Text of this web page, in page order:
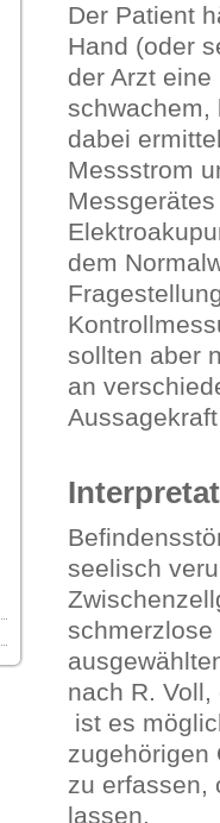
Der Patient
Hand (oder
der Arzt
schwachem,
dabei
Messstrom
dem
sollten aber
an
seelisch
schmerzlose
nach R.
ist es
zugehörigen
zu erfassen,
lassen.